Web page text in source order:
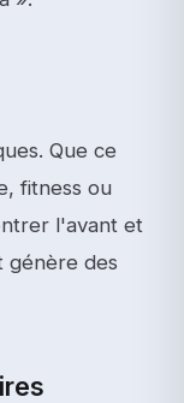
Que ce
fitness ou
l'avant et
génère des